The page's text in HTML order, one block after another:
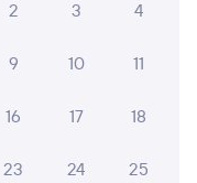
работы
2 3 4
9 10 11
16 17 18
23 24 25